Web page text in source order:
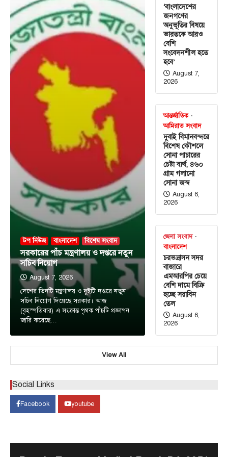
টপ নিউজ বাংলাদেশ বিশেষ সংবাদ
সরকারের পাঁচ মন্ত্রণালয় ও দপ্তরে নতুন
সচিব নিয়োগ
August 7, 2026
দেশের তিনটি মন্ত্রণালয় ও দুইটি দপ্তরে নতুন
সচিব নিয়োগ দিয়েছে সরকার। আজ
(বৃহস্পতিবার) এ সংক্রান্ত পৃথক পাঁচটি প্রজ্ঞাপন
জারি করেছে…
‘বাংলাদেশের
জনগণের
অনুভূতির বিষয়ে
ভারতকে আরও
বেশি
সংবেদনশীল হতে
হবে’
August 7,
2026
আন্তর্জাতিক
আমিরাত সংবাদ
দুবাই বিমানবন্দরে
বিশেষ কৌশলে
সোনা পাচারের
চেষ্টা ব্যর্থ, ৪৬০
গ্রাম গলানো
সোনা জব্দ
August 6,
2026
জেলা সংবাদ
বাংলাদেশ
চরভদ্রাসন সদর
বাজারে
এমআরপির চেয়ে
বেশি দামে বিক্রি
হচ্ছে সয়াবিন
তেল
August 6,
2026
View All
Social Links
Facebook youtube
বাংলাদেশ
August 7, 2026
সমাজকল্যাণ মন্ত্রী অধ্যাপক ডা. এ জেড এম জাহিদ হোসেন
সরকারের পাঁচ মন্ত্রণালয় ও দপ্তরে নতুন সচিব